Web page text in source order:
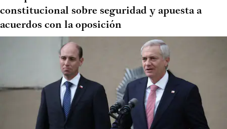
constitucional sobre seguridad y apuesta a
acuerdos con la oposición